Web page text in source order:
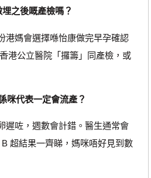
之後嘅產檢嗎？
港媽會選擇喺怡康做完早孕確認
港公立醫院「攞籌」同產檢，或
咪代表一定會流產？
遲咗，週數會計錯。醫生通常會
超結果一齊睇，媽咪唔好見到數